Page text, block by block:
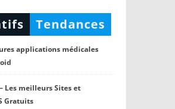
Tendances
applications médicales
Les meilleurs Sites et
Gratuits